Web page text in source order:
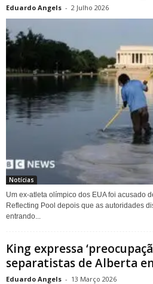
Eduardo Angels - 2 Julho 2026
Notícias
Um ex-atleta olímpico dos EUA foi acusado
Reflecting Pool depois que as autoridades
entrando...
King expressa
separatistas de Alberta
Eduardo Angels - 13 Março 2026